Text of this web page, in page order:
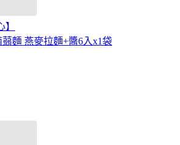
麵 燕麥拉麵+醬6入x1袋